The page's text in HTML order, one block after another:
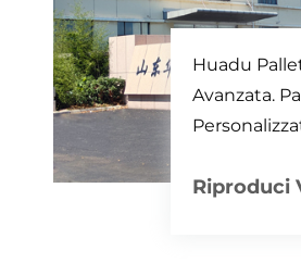
Huadu
Avanzata.
Riproduci